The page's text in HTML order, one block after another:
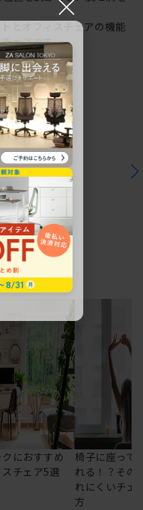
とオフィスチェアの機能
ェアです。
におすすめ
チェア5選
椅子に座って
れる！？その
れにくいチェ
方